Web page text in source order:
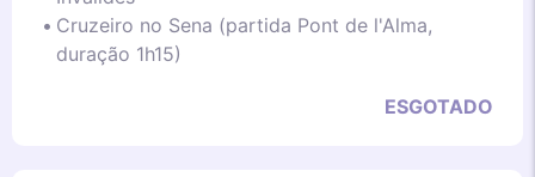
Cruzeiro no Sena (partida Pont de l'Alma,
duração 1h15)
ESGOTADO